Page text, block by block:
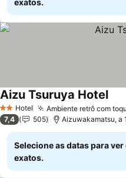
exatos.
2 Estrelas
Hotel Ambiente retrô com
Aizu Tsuruya Hotel
7,4 505 Aizuwakamatsu, a
Selecione as datas para
exatos.